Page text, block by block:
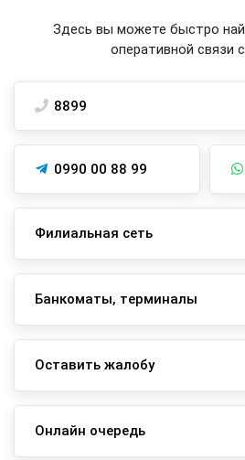
Здесь вы можете быстро
оперативной связи
8899
0990 00 88 99
Филиальная сеть
Банкоматы, терминалы
Оставить жалобу
Онлайн очередь